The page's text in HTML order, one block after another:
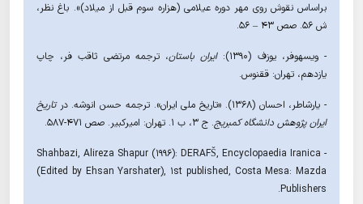
براساس نقوش روی مهر دوره عیلامی (هزاره سوم قبل از میلاد)». باغ نظر،
ش ۵۶. صص ۴۳ – ۵۶.
- ویسهوفر، یوزف (1390): ایران باستان، ترجمه مرتضی ثاقب فر، چاپ
یازدهم، تهران: ققنوس.
- یارشاطر، احسان (۱۳۶۸). «تاریخ ملی ایران». ترجمه حسن انوشه. در
تاریخ
ایران پژوهش دانشگاه کمبریج. ج ۳، ب ۱. تهران: امیرکبیر. صص ۴۷۱-۵۸۷.
- Shahbazi, Alireza Shapur (1996): DERAFŠ, Encyclopaedia Iranica
(Edited by Ehsan Yarshater), 1st published, Costa Mesa: Mazda
Publishers.